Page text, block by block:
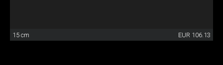
15 cm EUR 106.13